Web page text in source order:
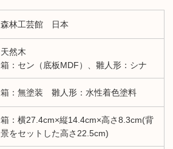
森林工芸館 日本
天然木
箱：セン（底板MDF）、雛人形：シナ
箱：無塗装 雛人形：水性着色塗料
箱：横27.4cm×縦14.4cm×高さ8.3cm(背
景をセットした高さ22.5cm)